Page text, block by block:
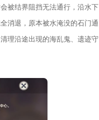
被结界阻挡无法通行，沿水下
消退，原本被水淹没的石门通
理沿途出现的海乱鬼、遗迹守